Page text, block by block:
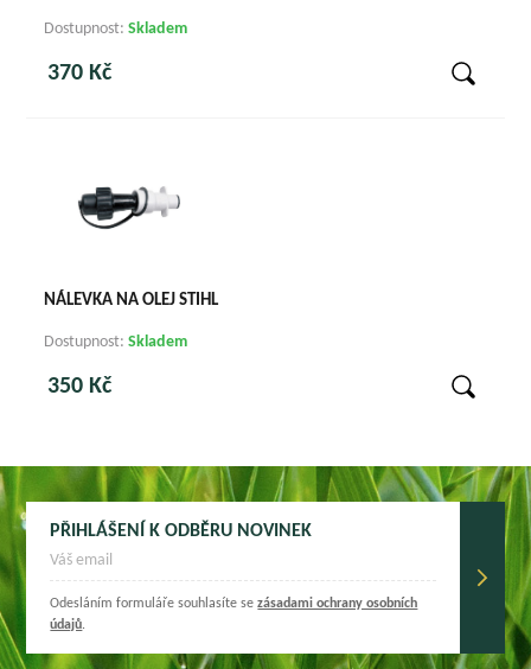
Dostupnost:Skladem
370 Kč
NÁLEVKA NA OLEJ STIHL
Dostupnost:Skladem
350 Kč
PŘIHLÁŠENÍ K ODBĚRU NOVINEK
Odesláním formuláře souhlasíte sezásadami ochrany osobních
údajů.